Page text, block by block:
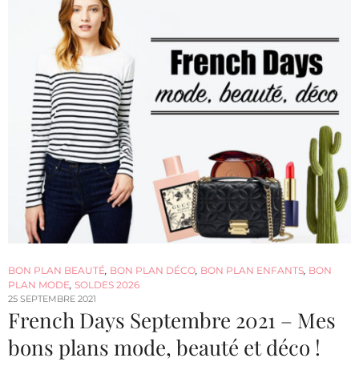
BON PLAN BEAUTÉ, BON PLAN DÉCO, BON PLAN ENFANTS, BON
PLAN MODE, SOLDES 2026
25 SEPTEMBRE 2021
French Days Septembre 2021 – Mes
bons plans mode, beauté et déco !